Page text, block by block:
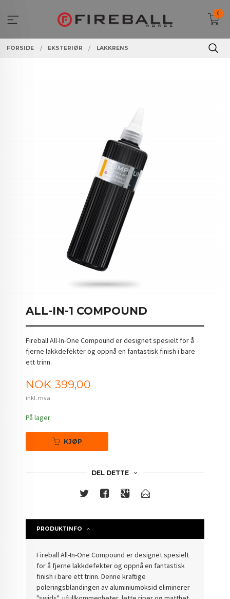
innholdet
0
FORSIDE EKSTERIØR LAKKRENS
ALL-IN-1 COMPOUND
Fireball All-In-One Compound er designet spesielt for å
fjerne lakkdefekter og oppnå en fantastisk finish i bare
ett trinn.
Pris
NOK 399,00
inkl. mva.
På lager
KJØP
DEL DETTE
PRODUKTINFO
Fireball All-In-One Compound er designet spesielt
for å fjerne lakkdefekter og oppnå en fantastisk
finish i bare ett trinn. Denne kraftige
poleringsblandingen av aluminiumoksid eliminerer